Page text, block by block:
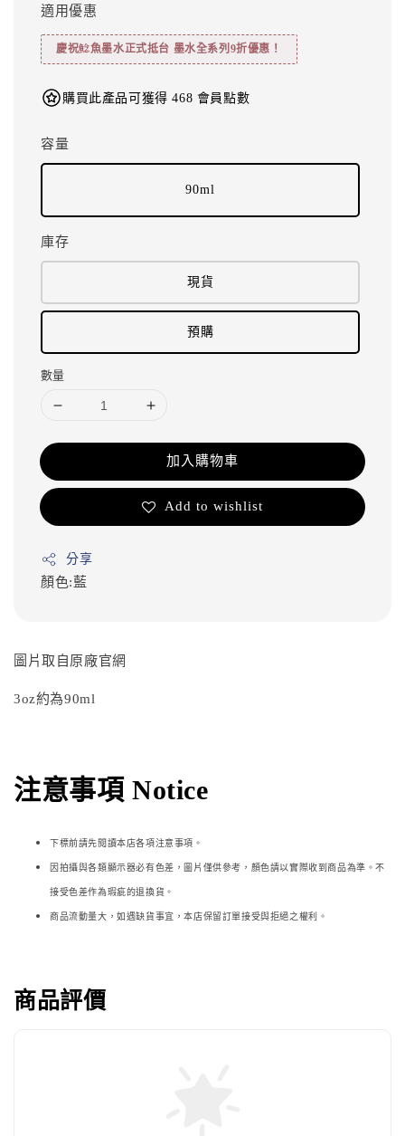
適用優惠
慶祝鯰魚墨水正式抵台 墨水全系列9折優惠！
購買此產品可獲得 468 會員點數
容量
90ml
庫存
現貨
預購
數量
加入購物車
Add to wishlist
分享
顏色:藍
圖片取自原廠官網
3oz約為90ml
注意事項 Notice
下標前請先閱讀本店各項注意事項。
因拍攝與各類顯示器必有色差，圖片僅供參考，顏色請以實際收到商品為準。不
接受色差作為瑕疵的退換貨。
商品流動量大，如遇缺貨事宜，本店保留訂單接受與拒絕之權利。
商品評價